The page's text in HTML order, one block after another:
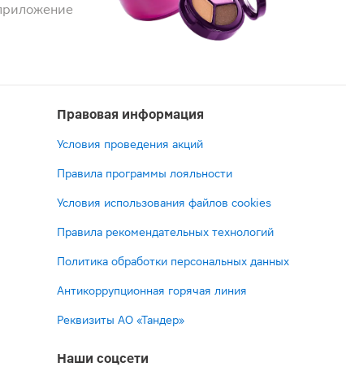
Правовая информация
Условия проведения акций
Правила программы лояльности
Условия использования файлов cookies
Правила рекомендательных технологий
Политика обработки персональных данных
Антикоррупционная горячая линия
Реквизиты АО «Тандер»
Наши соцсети